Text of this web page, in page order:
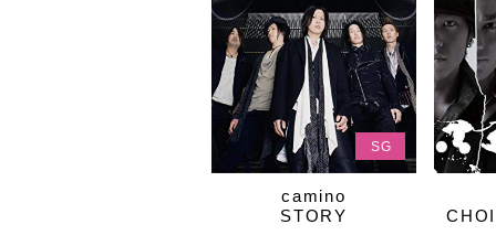
SG
camino
STORY